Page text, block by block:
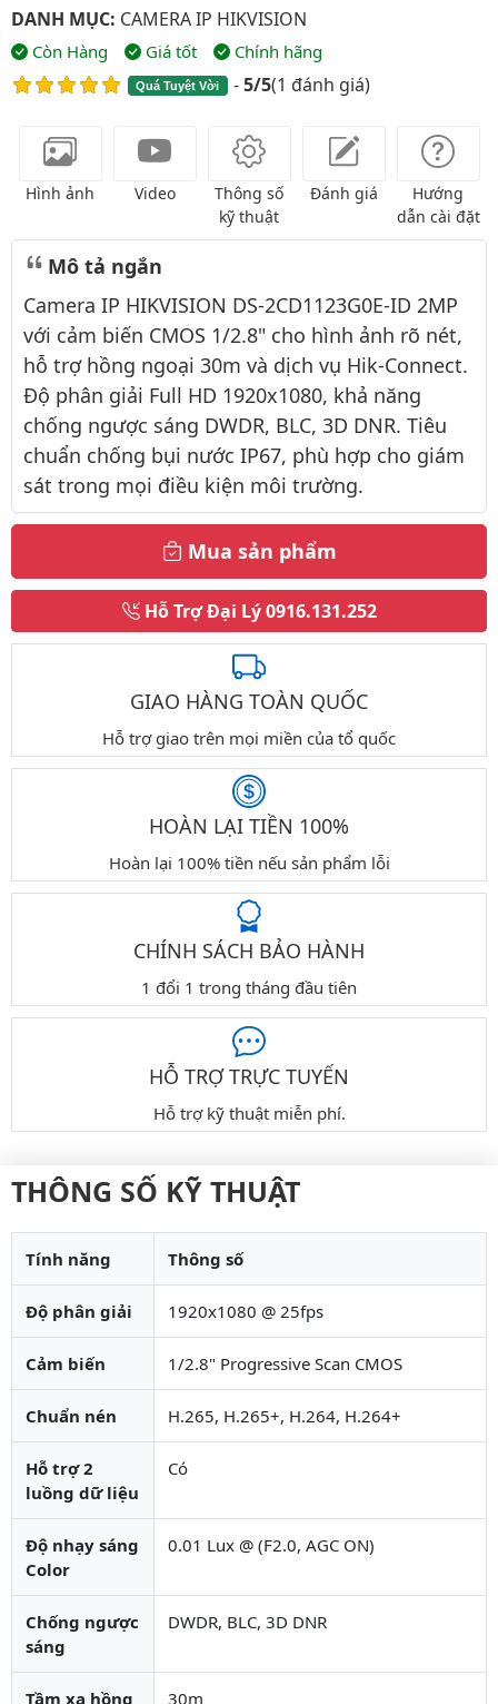
DANH MỤC: CAMERA IP HIKVISION
Còn Hàng Giá tốt Chính hãng
Quá Tuyệt Vời -5/5(1 đánh giá)
Hình ảnh Video
Thông số
kỹ thuật
Đánh giá
Hướng
dẫn cài đặt
Mô tả ngắn
Camera IP HIKVISION DS-2CD1123G0E-ID 2MP
với cảm biến CMOS 1/2.8" cho hình ảnh rõ nét,
hỗ trợ hồng ngoại 30m và dịch vụ Hik-Connect.
Độ phân giải Full HD 1920x1080, khả năng
chống ngược sáng DWDR, BLC, 3D DNR. Tiêu
chuẩn chống bụi nước IP67, phù hợp cho giám
sát trong mọi điều kiện môi trường.
Mua sản phẩm
Hỗ Trợ Đại Lý0916.131.252
GIAO HÀNG TOÀN QUỐC
Hỗ trợ giao trên mọi miền của tổ quốc
HOÀN LẠI TIỀN 100%
Hoàn lại 100% tiền nếu sản phẩm lỗi
CHÍNH SÁCH BẢO HÀNH
1 đổi 1 trong tháng đầu tiên
HỖ TRỢ TRỰC TUYẾN
Hỗ trợ kỹ thuật miễn phí.
THÔNG SỐ KỸ THUẬT
Tính năng Thông số
Độ phân giải 1920x1080 @ 25fps
Cảm biến 1/2.8" Progressive Scan CMOS
Chuẩn nén H.265, H.265+, H.264, H.264+
Hỗ trợ 2
luồng dữ liệu
Có
Độ nhạy sáng
Color
0.01 Lux @ (F2.0, AGC ON)
Chống ngược
sáng
DWDR, BLC, 3D DNR
Tầm xa hồng 30m